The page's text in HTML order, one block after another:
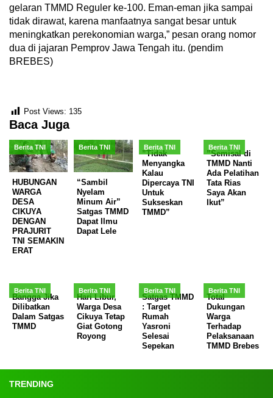
gelaran TMMD Reguler ke-100. Eman-eman jika sampai
tidak dirawat, karena manfaatnya sangat besar untuk
meningkatkan perekonomian warga,” pesan orang nomor
dua di jajaran Pemprov Jawa Tengah itu. (pendim
BREBES)
Post Views: 135
Baca Juga
Berita TNI
HUBUNGAN
WARGA
DESA
CIKUYA
DENGAN
PRAJURIT
TNI SEMAKIN
ERAT
Berita TNI
“Sambil
Nyelam
Minum Air”
Satgas TMMD
Dapat Ilmu
Dapat Lele
Berita TNI
”Tidak
Menyangka
Kalau
Dipercaya TNI
Untuk
Sukseskan
TMMD”
Berita TNI
”Semisal di
TMMD Nanti
Ada Pelatihan
Tata Rias
Saya Akan
Ikut”
Berita TNI
Bangga Jika
Dilibatkan
Dalam Satgas
TMMD
Berita TNI
Hari Libur,
Warga Desa
Cikuya Tetap
Giat Gotong
Royong
Berita TNI
Satgas TMMD
: Target
Rumah
Yasroni
Selesai
Sepekan
Berita TNI
Total
Dukungan
Warga
Terhadap
Pelaksanaan
TMMD Brebes
TRENDING